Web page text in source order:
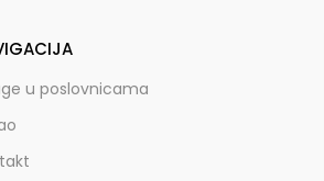
u poslovnicama